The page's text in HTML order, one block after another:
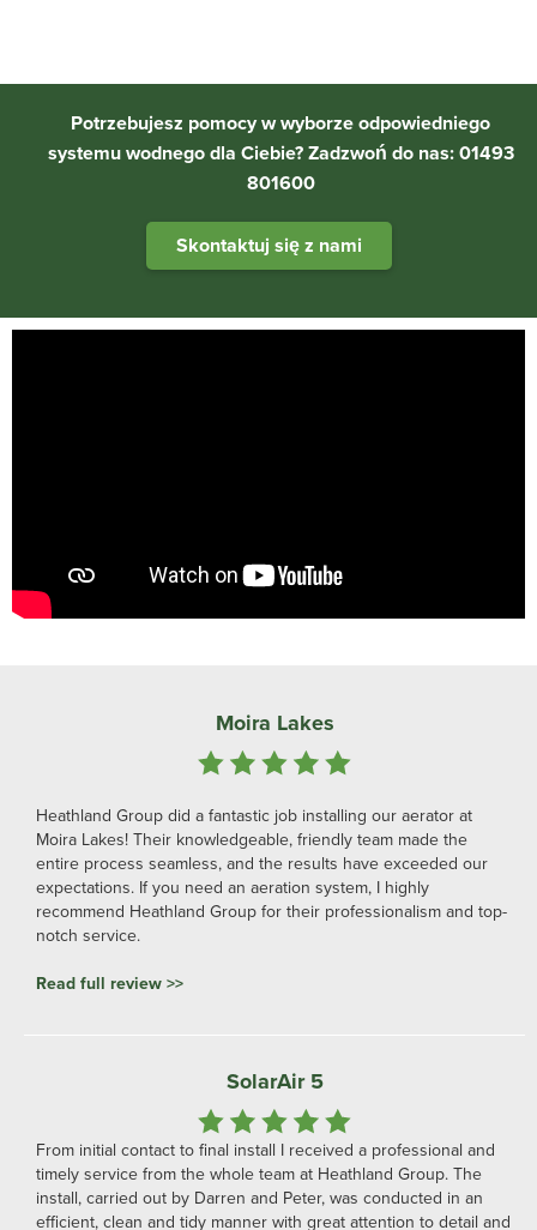
Potrzebujesz pomocy w wyborze odpowiedniego
systemu wodnego dla Ciebie? Zadzwoń do nas: 01493
801600
Skontaktuj się z nami
Moira Lakes
Heathland Group did a fantastic job installing our aerator at
Moira Lakes! Their knowledgeable, friendly team made the
entire process seamless, and the results have exceeded our
expectations. If you need an aeration system, I highly
recommend Heathland Group for their professionalism and top-
notch service.
Read full review >>
SolarAir 5
From initial contact to final install I received a professional and
timely service from the whole team at Heathland Group. The
install, carried out by Darren and Peter, was conducted in an
efficient, clean and tidy manner with great attention to detail and